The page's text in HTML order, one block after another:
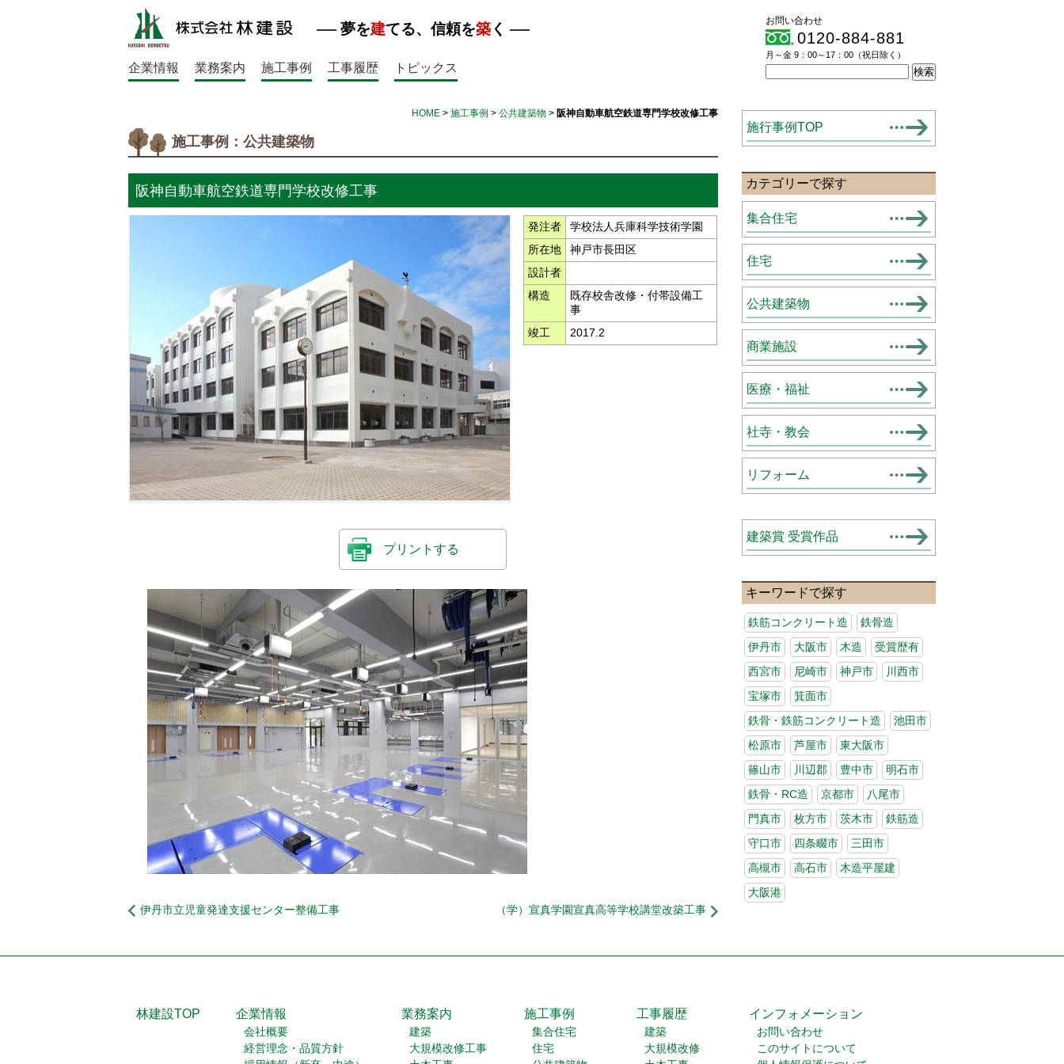
夢を建てる、信頼を築 く
企業情報 業務案内 施工事例 工事履歴 トピックス
お問い合わせ
0120-884-881
月～金 9：00～17：00（祝日除く）
HOME> 施工事例 > 公共建築物 > 阪神自動車航空鉄道専門学校改修工事
施工事例：公共建築物
阪神自動車航空鉄道専門学校改修工事
発注者
学校法人兵庫科学技術学園
所在地
神戸市長田区
設計者
構造
既存校舎改修・付帯設備工
事
竣工
2017.2
プリントする
伊丹市立児童発達支援センター整備工事 （学）宣真学園宣真高等学校講堂改築工事
施行事例TOP
カテゴリーで探す
集合住宅
住宅
公共建築物
商業施設
医療・福祉
社寺・教会
リフォーム
建築賞 受賞作品
キーワードで探す
鉄筋コンクリート造 鉄骨造
伊丹市 大阪市 木造 受賞歴有
西宮市 尼崎市 神戸市 川西市
宝塚市 箕面市
鉄骨・鉄筋コンクリート造 池田市
松原市 芦屋市 東大阪市
篠山市 川辺郡 豊中市 明石市
鉄骨・RC造 京都市 八尾市
門真市 枚方市 茨木市 鉄筋造
守口市 四条畷市 三田市
高槻市 高石市 木造平屋建
大阪港
林建設TOP 企業情報
会社概要
経営理念・品質方針
業務案内
建築
大規模改修工事
施工事例
集合住宅
住宅
工事履歴
建築
大規模改修
インフォメーション
お問い合わせ
このサイトについて